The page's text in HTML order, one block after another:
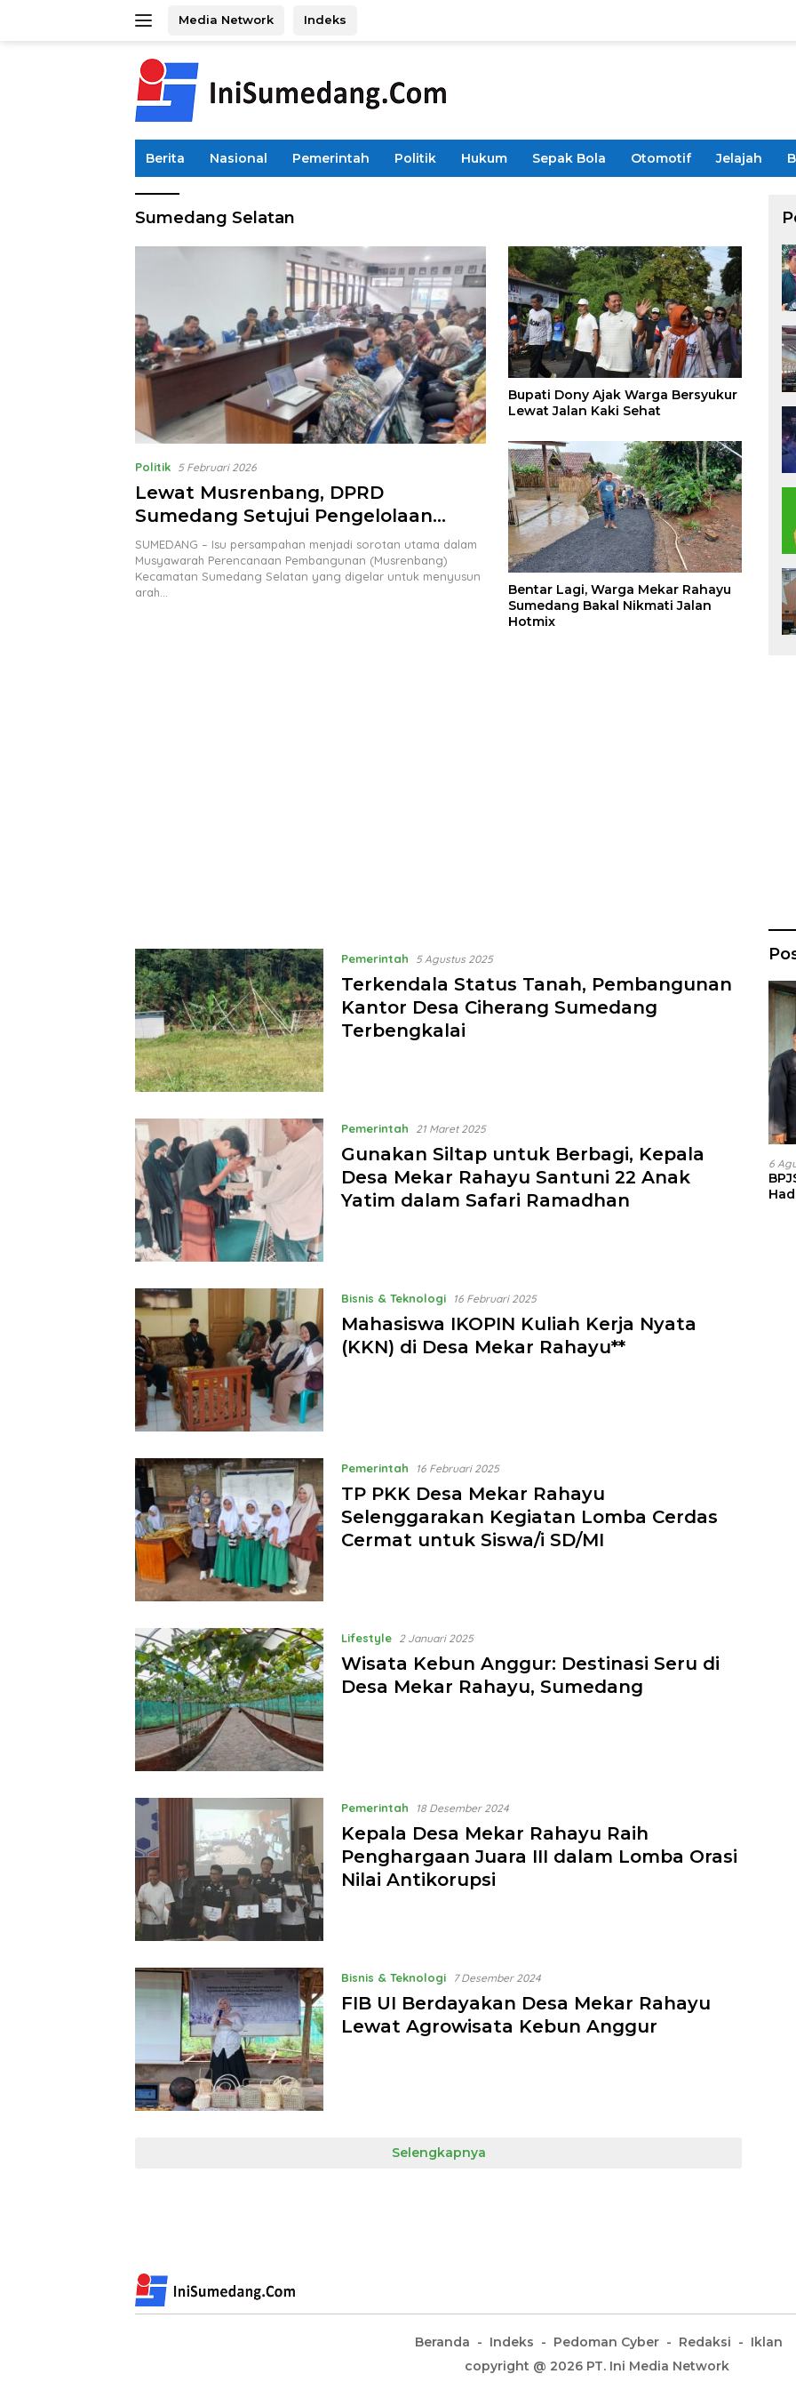
Media Network Indeks
Berita Nasional Pemerintah Politik Hukum Sepak Bola Otomotif Jelajah
Sumedang Selatan
Politik 5 Februari 2026
Lewat Musrenbang, DPRD
Sumedang Setujui Pengelolaan
Sampah sebagai Prioritas PIK 2027
SUMEDANG – Isu persampahan menjadi sorotan utama dalam
Musyawarah Perencanaan Pembangunan (Musrenbang)
Kecamatan Sumedang Selatan yang digelar untuk menyusun
arah…
Bupati Dony Ajak Warga Bersyukur
Lewat Jalan Kaki Sehat
Bentar Lagi, Warga Mekar Rahayu
Sumedang Bakal Nikmati Jalan
Hotmix
Pemerintah 5 Agustus 2025
Terkendala Status Tanah, Pembangunan
Kantor Desa Ciherang Sumedang
Terbengkalai
Pemerintah 21 Maret 2025
Gunakan Siltap untuk Berbagi, Kepala
Desa Mekar Rahayu Santuni 22 Anak
Yatim dalam Safari Ramadhan
Bisnis & Teknologi 16 Februari 2025
Mahasiswa IKOPIN Kuliah Kerja Nyata
(KKN) di Desa Mekar Rahayu**
Pemerintah 16 Februari 2025
TP PKK Desa Mekar Rahayu
Selenggarakan Kegiatan Lomba Cerdas
Cermat untuk Siswa/i SD/MI
Lifestyle 2 Januari 2025
Wisata Kebun Anggur: Destinasi Seru di
Desa Mekar Rahayu, Sumedang
Pemerintah 18 Desember 2024
Kepala Desa Mekar Rahayu Raih
Penghargaan Juara III dalam Lomba Orasi
Nilai Antikorupsi
Bisnis & Teknologi 7 Desember 2024
FIB UI Berdayakan Desa Mekar Rahayu
Lewat Agrowisata Kebun Anggur
Selengkapnya
6
Beranda Indeks Pedoman Cyber Redaksi
Iklan
copyright @ 2026 PT. Ini Media Network